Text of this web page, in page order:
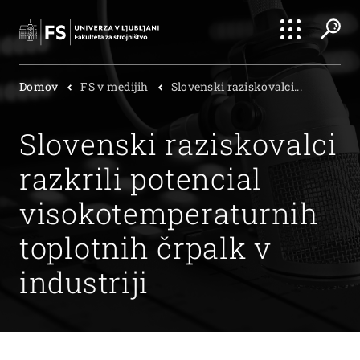
Išči
Išči
Domov FS v medijih Slovenski raziskovalci...
Slovenski raziskovalci
razkrili potencial
visokotemperaturnih
toplotnih črpalk v
industriji